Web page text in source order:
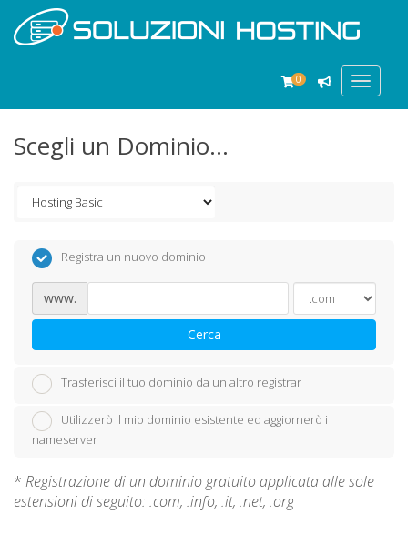
Toggle
0
Scegli un Dominio...
Registra un nuovo dominio
www.
Cerca
Trasferisci il tuo dominio da un altro registrar
Utilizzerò il mio dominio esistente ed aggiornerò i
nameserver
* Registrazione di un dominio gratuito applicata alle sole
estensioni di seguito: .com, .info, .it, .net, .org